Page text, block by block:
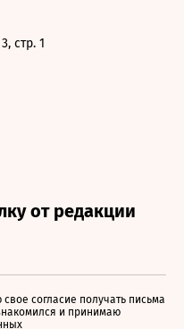
стр. 1
согласие получать письма
и принимаю